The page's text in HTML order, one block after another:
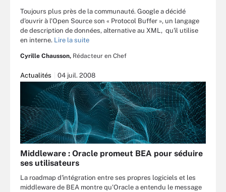
Toujours plus près de la communauté. Google a décidé
d'ouvrir à l'Open Source son « Protocol Buffer », un langage
de description de données, alternative au XML, qu'il utilise
en interne. Lire la suite
Cyrille Chausson, Rédacteur en Chef
Actualités 04 juil. 2008
Middleware : Oracle promeut BEA pour séduire
ses utilisateurs
La roadmap d'intégration entre ses propres logiciels et les
middleware de BEA montre qu'Oracle a entendu le message